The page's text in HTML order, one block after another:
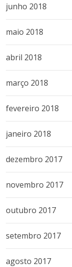
junho 2018
maio 2018
abril 2018
março 2018
fevereiro 2018
janeiro 2018
dezembro 2017
novembro 2017
outubro 2017
setembro 2017
agosto 2017